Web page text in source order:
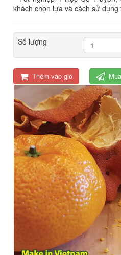
khách chọn lựa và cách sử dụng
Số lượng
Thêm vào giỏ